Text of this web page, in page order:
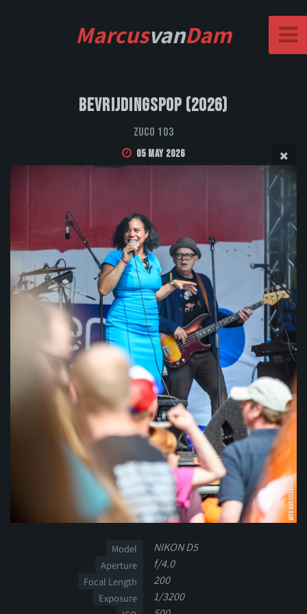
MarcusvanDam
Bevrijdingspop (2026)
Zuco 103
05 May 2026
Model NIKON D5
Aperture f/4.0
Focal Length 200
Exposure 1/3200